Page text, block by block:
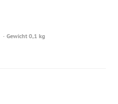
Gewicht 0,1 kg